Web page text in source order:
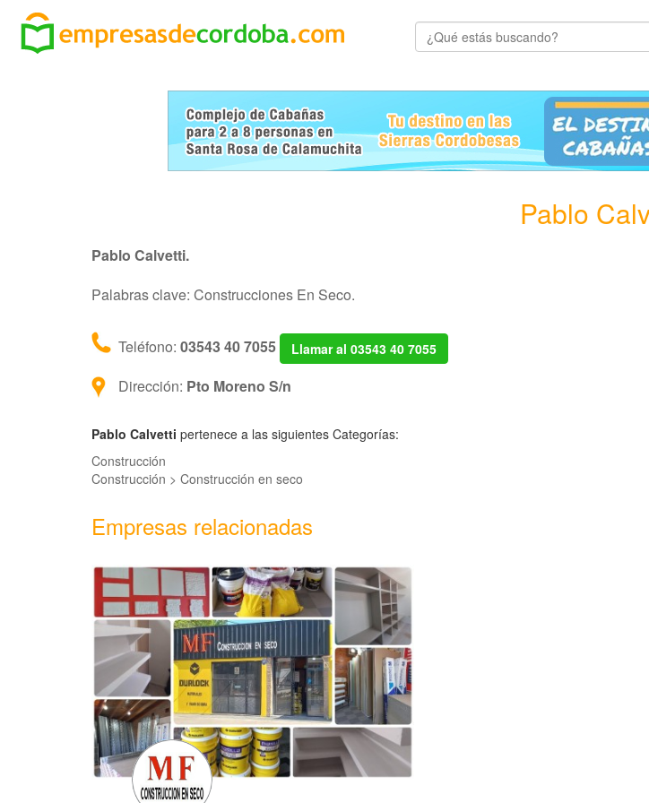
Pablo
Pablo Calvetti.
Palabras clave: Construcciones En Seco.
Teléfono: 03543 40 7055 Llamar al 03543 40 7055
Dirección: Pto Moreno S/n
Pablo Calvetti pertenece a las siguientes Categorías:
Construcción
Construcción > Construcción en seco
Empresas relacionadas